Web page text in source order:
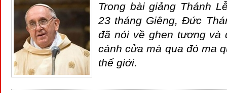
Trong bài giảng Thánh
23 tháng Giêng, Đức
đã nói về ghen tương và
cánh cửa mà qua đó ma
thế giới.